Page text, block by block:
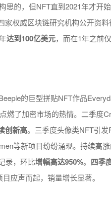
思的，但NFT直到2021年才开
家权威区块链研究机构公开资
达到100亿美元，而在1年之前
的巨型拼贴NFT作品
燃了加密市场的热情。二季度
创新高。三季度头像类NFT引发
等新项目纷纷涌现。持续高
录，环比增幅高达950%。 四季
应声而起，销量增长显著。